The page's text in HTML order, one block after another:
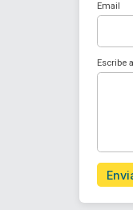
Email
Escribe